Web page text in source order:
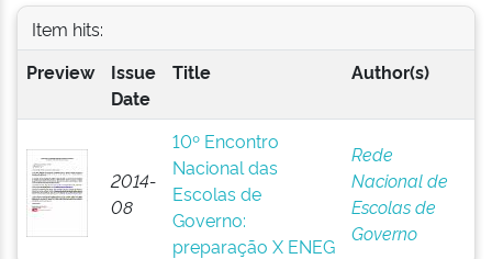
Item hits:
Preview
Issue
Date
Title Author(s)
2014-
08
10º Encontro
Nacional das
Escolas de
Governo:
preparação X ENEG
Rede
Nacional de
Escolas de
Governo